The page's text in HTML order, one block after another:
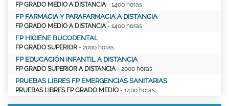
FP GRADO MEDIO A DISTANCIA - 1400 horas
FP FARMACIA Y PARAFARMACIA A DISTANCIA
FP GRADO MEDIO A DISTANCIA - 1400 horas
FP HIGIENE BUCODENTAL
FP GRADO SUPERIOR - 2000 horas
FP EDUCACIÓN INFANTIL A DISTANCIA
FP GRADO SUPERIOR A DISTANCIA - 2000 horas
PRUEBAS LIBRES FP EMERGENCIAS SANITARIAS
PRUEBAS LIBRES FP GRADO MEDIO - 1400 horas